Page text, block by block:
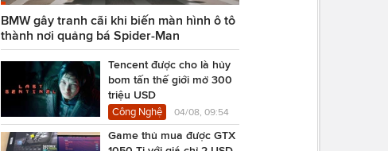
BMW gây tranh cãi khi biến màn hình ô tô
thành nơi quảng bá Spider-Man
Tencent được cho là hủy
bom tấn thế giới mở 300
triệu USD
Công Nghệ 04/08, 09:54
Game thủ mua được GTX